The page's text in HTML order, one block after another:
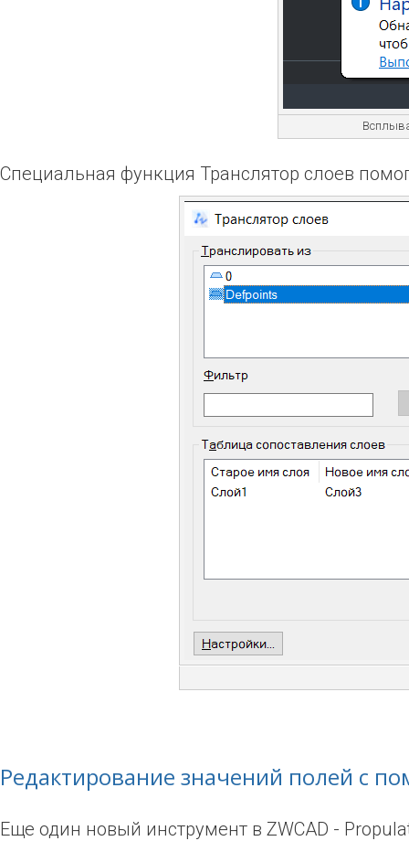
Специальная функция Транслятор слоев
Редактирование значений полей с
Еще один новый инструмент в ZWCAD -